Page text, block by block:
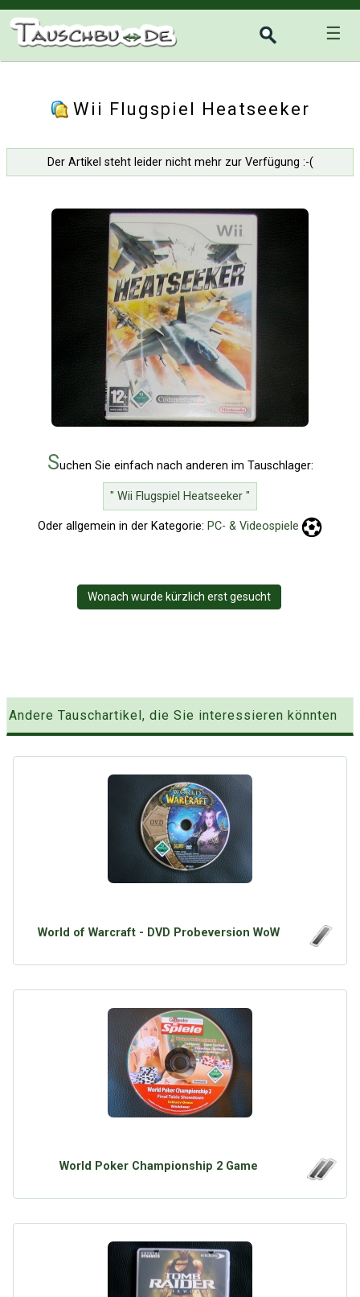
☰
Wii Flugspiel Heatseeker
Der Artikel steht leider nicht mehr zur Verfügung :-(
Suchen Sie einfach nach anderen im Tauschlager:
" Wii Flugspiel Heatseeker "
Oder allgemein in der Kategorie: PC- & Videospiele
Wonach wurde kürzlich erst gesucht
Andere Tauschartikel, die Sie interessieren könnten
World of Warcraft - DVD Probeversion WoW
World Poker Championship 2 Game